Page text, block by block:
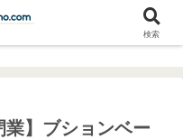
ーク旅行：【閉業】ブション
】ブションベー
検索